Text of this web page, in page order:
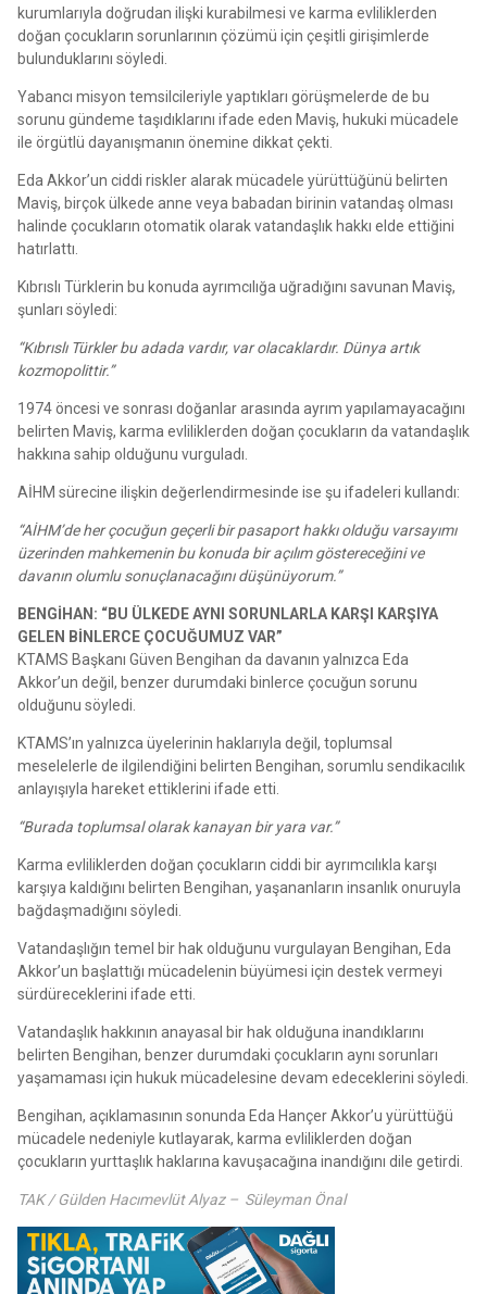
kurumlarıyla doğrudan ilişki kurabilmesi ve karma evliliklerden
doğan çocukların sorunlarının çözümü için çeşitli girişimlerde
bulunduklarını söyledi.
Yabancı misyon temsilcileriyle yaptıkları görüşmelerde de bu
sorunu gündeme taşıdıklarını ifade eden Maviş, hukuki mücadele
ile örgütlü dayanışmanın önemine dikkat çekti.
Eda Akkor’un ciddi riskler alarak mücadele yürüttüğünü belirten
Maviş, birçok ülkede anne veya babadan birinin vatandaş olması
halinde çocukların otomatik olarak vatandaşlık hakkı elde ettiğini
hatırlattı.
Kıbrıslı Türklerin bu konuda ayrımcılığa uğradığını savunan Maviş,
şunları söyledi:
“Kıbrıslı Türkler bu adada vardır, var olacaklardır. Dünya artık
kozmopolittir.”
1974 öncesi ve sonrası doğanlar arasında ayrım yapılamayacağını
belirten Maviş, karma evliliklerden doğan çocukların da vatandaşlık
hakkına sahip olduğunu vurguladı.
AİHM sürecine ilişkin değerlendirmesinde ise şu ifadeleri kullandı:
“AİHM’de her çocuğun geçerli bir pasaport hakkı olduğu varsayımı
üzerinden mahkemenin bu konuda bir açılım göstereceğini ve
davanın olumlu sonuçlanacağını düşünüyorum.”
BENGİHAN: “BU ÜLKEDE AYNI SORUNLARLA KARŞI KARŞIYA
GELEN BİNLERCE ÇOCUĞUMUZ VAR”
KTAMS Başkanı Güven Bengihan da davanın yalnızca Eda
Akkor’un değil, benzer durumdaki binlerce çocuğun sorunu
olduğunu söyledi.
KTAMS’ın yalnızca üyelerinin haklarıyla değil, toplumsal
meselelerle de ilgilendiğini belirten Bengihan, sorumlu sendikacılık
anlayışıyla hareket ettiklerini ifade etti.
“Burada toplumsal olarak kanayan bir yara var.”
Karma evliliklerden doğan çocukların ciddi bir ayrımcılıkla karşı
karşıya kaldığını belirten Bengihan, yaşananların insanlık onuruyla
bağdaşmadığını söyledi.
Vatandaşlığın temel bir hak olduğunu vurgulayan Bengihan, Eda
Akkor’un başlattığı mücadelenin büyümesi için destek vermeyi
sürdüreceklerini ifade etti.
Vatandaşlık hakkının anayasal bir hak olduğuna inandıklarını
belirten Bengihan, benzer durumdaki çocukların aynı sorunları
yaşamaması için hukuk mücadelesine devam edeceklerini söyledi.
Bengihan, açıklamasının sonunda Eda Hançer Akkor’u yürüttüğü
mücadele nedeniyle kutlayarak, karma evliliklerden doğan
çocukların yurttaşlık haklarına kavuşacağına inandığını dile getirdi.
TAK / Gülden Hacımevlüt Alyaz – Süleyman Önal